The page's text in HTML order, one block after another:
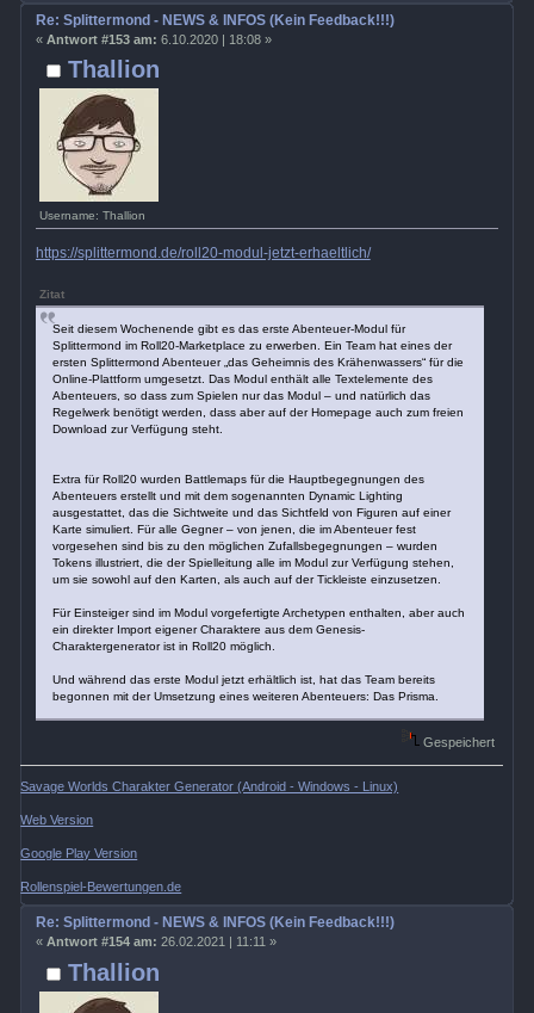
Thallion
Username: Thallion
Re: Splittermond - NEWS & INFOS (Kein Feedback!!!)
« Antwort #153 am: 6.10.2020 | 18:08 »
https://splittermond.de/roll20-modul-jetzt-erhaeltlich/
Zitat
Seit diesem Wochenende gibt es das erste Abenteuer-Modul für
Splittermond im Roll20-Marketplace zu erwerben. Ein Team hat eines der
ersten Splittermond Abenteuer „das Geheimnis des Krähenwassers“ für die
Online-Plattform umgesetzt. Das Modul enthält alle Textelemente des
Abenteuers, so dass zum Spielen nur das Modul – und natürlich das
Regelwerk benötigt werden, dass aber auf der Homepage auch zum freien
Download zur Verfügung steht.
Extra für Roll20 wurden Battlemaps für die Hauptbegegnungen des
Abenteuers erstellt und mit dem sogenannten Dynamic Lighting
ausgestattet, das die Sichtweite und das Sichtfeld von Figuren auf einer
Karte simuliert. Für alle Gegner – von jenen, die im Abenteuer fest
vorgesehen sind bis zu den möglichen Zufallsbegegnungen – wurden
Tokens illustriert, die der Spielleitung alle im Modul zur Verfügung stehen,
um sie sowohl auf den Karten, als auch auf der Tickleiste einzusetzen.
Für Einsteiger sind im Modul vorgefertigte Archetypen enthalten, aber auch
ein direkter Import eigener Charaktere aus dem Genesis-
Charaktergenerator ist in Roll20 möglich.
Und während das erste Modul jetzt erhältlich ist, hat das Team bereits
begonnen mit der Umsetzung eines weiteren Abenteuers: Das Prisma.
Gespeichert
Savage Worlds Charakter Generator (Android - Windows - Linux)
Web Version
Google Play Version
Rollenspiel-Bewertungen.de
Thallion
Re: Splittermond - NEWS & INFOS (Kein Feedback!!!)
« Antwort #154 am: 26.02.2021 | 11:11 »